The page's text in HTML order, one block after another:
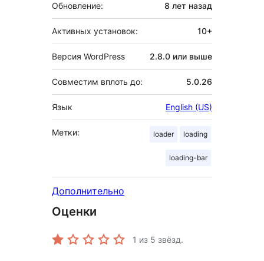
Обновление: 8 лет назад
Активных установок: 10+
Версия WordPress 2.8.0 или выше
Совместим вплоть до: 5.0.26
Язык English (US)
Метки: loader loading
loading-bar
Дополнительно
Оценки
1 из 5 звёзд.